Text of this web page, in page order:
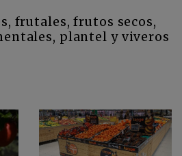
frutales, frutos secos,
plantel y viveros